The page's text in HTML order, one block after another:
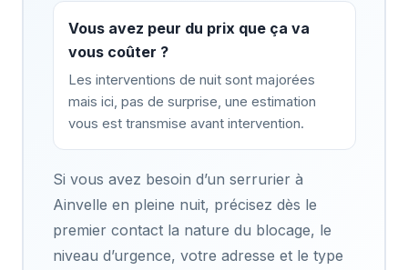
Vous avez peur du prix que ça va
vous coûter ?
Les interventions de nuit sont majorées
mais ici, pas de surprise, une estimation
vous est transmise avant intervention.
Si vous avez besoin d’un serrurier à
Ainvelle en pleine nuit, précisez dès le
premier contact la nature du blocage, le
niveau d’urgence, votre adresse et le type